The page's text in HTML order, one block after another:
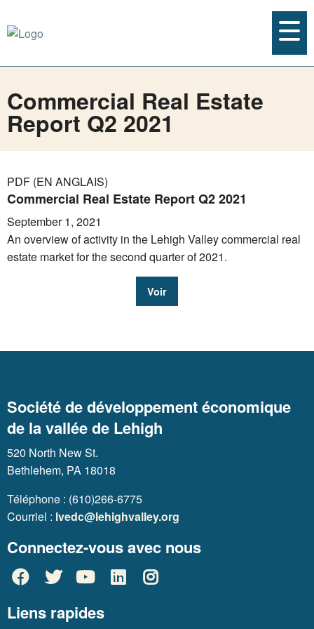
Commercial Real Estate
Report Q2 2021
PDF (EN ANGLAIS)
Commercial Real Estate Report Q2 2021
September 1, 2021
An overview of activity in the Lehigh Valley commercial real
estate market for the second quarter of 2021.
Voir
Société de développement économique
de la vallée de Lehigh
520 North New St.
Bethlehem, PA 18018
Téléphone : (610)266-6775
Courriel : lvedc@lehighvalley.org
Connectez-vous avec nous
Liens rapides